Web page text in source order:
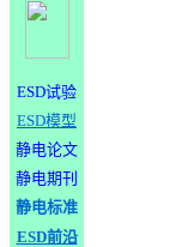
ESD试验
ESD模型
静电论文
静电期刊
静电标准
ESD前沿